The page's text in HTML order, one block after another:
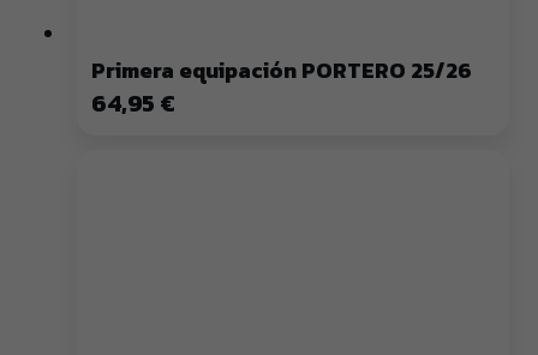
Primera equipación PORTERO 25/26
64,95 €